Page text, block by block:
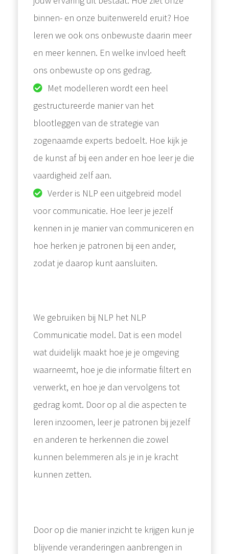
binnen- en onze buitenwereld eruit? Hoe
leren we ook ons onbewuste daarin meer
en meer kennen. En welke invloed heeft
ons onbewuste op ons gedrag.
Met modelleren wordt een heel
gestructureerde manier van het
blootleggen van de strategie van
zogenaamde experts bedoelt. Hoe kijk je
de kunst af bij een ander en hoe leer je die
vaardigheid zelf aan.
Verder is NLP een uitgebreid model
voor communicatie. Hoe leer je jezelf
kennen in je manier van communiceren en
hoe herken je patronen bij een ander,
zodat je daarop kunt aansluiten.
We gebruiken bij NLP het NLP
Communicatie model. Dat is een model
wat duidelijk maakt hoe je je omgeving
waarneemt, hoe je die informatie filtert en
verwerkt, en hoe je dan vervolgens tot
gedrag komt. Door op al die aspecten te
leren inzoomen, leer je patronen bij jezelf
en anderen te herkennen die zowel
kunnen belemmeren als je in je kracht
kunnen zetten.
Door op die manier inzicht te krijgen kun je
blijvende veranderingen aanbrengen in